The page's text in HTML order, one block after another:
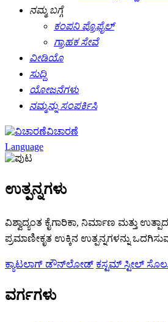
ನಮ್ಮ ಬಗ್ಗೆ
ಕಂಪನಿ ಪ್ರೊಫೈಲ್
ಗ್ರಾಹಕ ಸೇವೆ
ವೀಡಿಯೊ
ಸುದ್ದಿ
ಯೋಜನೆಗಳು
ನಮ್ಮನ್ನು ಸಂಪರ್ಕಿಸಿ
ವಿಚಾರಣೆ
Language
ಉತ್ಪನ್ನಗಳು
ವಿಶ್ವಾದ್ಯಂತ ಕೈಗಾರಿಕಾ, ನಿರ್ಮಾಣ ಮತ್ತು
ಪ್ರಮಾಣೀಕೃತ ಉಕ್ಕಿನ ಉತ್ಪನ್ನಗಳನ್ನು
ಕ್ಯಾಟಲಾಗ್ ಡೌನ್‌ಲೋಡ್ ಕಸ್ಟಮ್ ಸ್ಟೀಲ್
ವರ್ಗಗಳು